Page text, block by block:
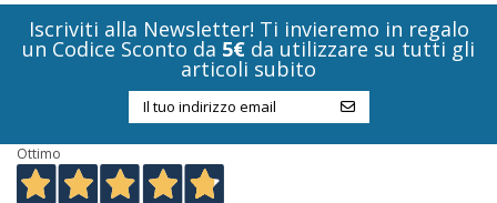
Iscriviti alla Newsletter! Ti invieremo in regalo
un Codice Sconto da 5€ da utilizzare su tutti gli
articoli subito
Ottimo